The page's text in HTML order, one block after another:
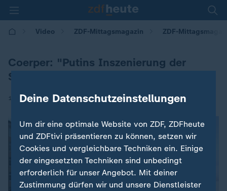
Video ZDF-Mittagsmagazin ZDF-
Coerper: "Putins Inszenierung der
Selbstsicherheit"
19.12.2025 | 12:00
Deine Datenschutzeinstellungen
Um dir eine optimale Website von ZDF, ZDFheute
und ZDFtivi präsentieren zu können, setzen wir
Cookies und vergleichbare Techniken ein. Einige
der eingesetzten Techniken sind unbedingt
erforderlich für unser Angebot. Mit deiner
Zustimmung dürfen wir und unsere Dienstleister